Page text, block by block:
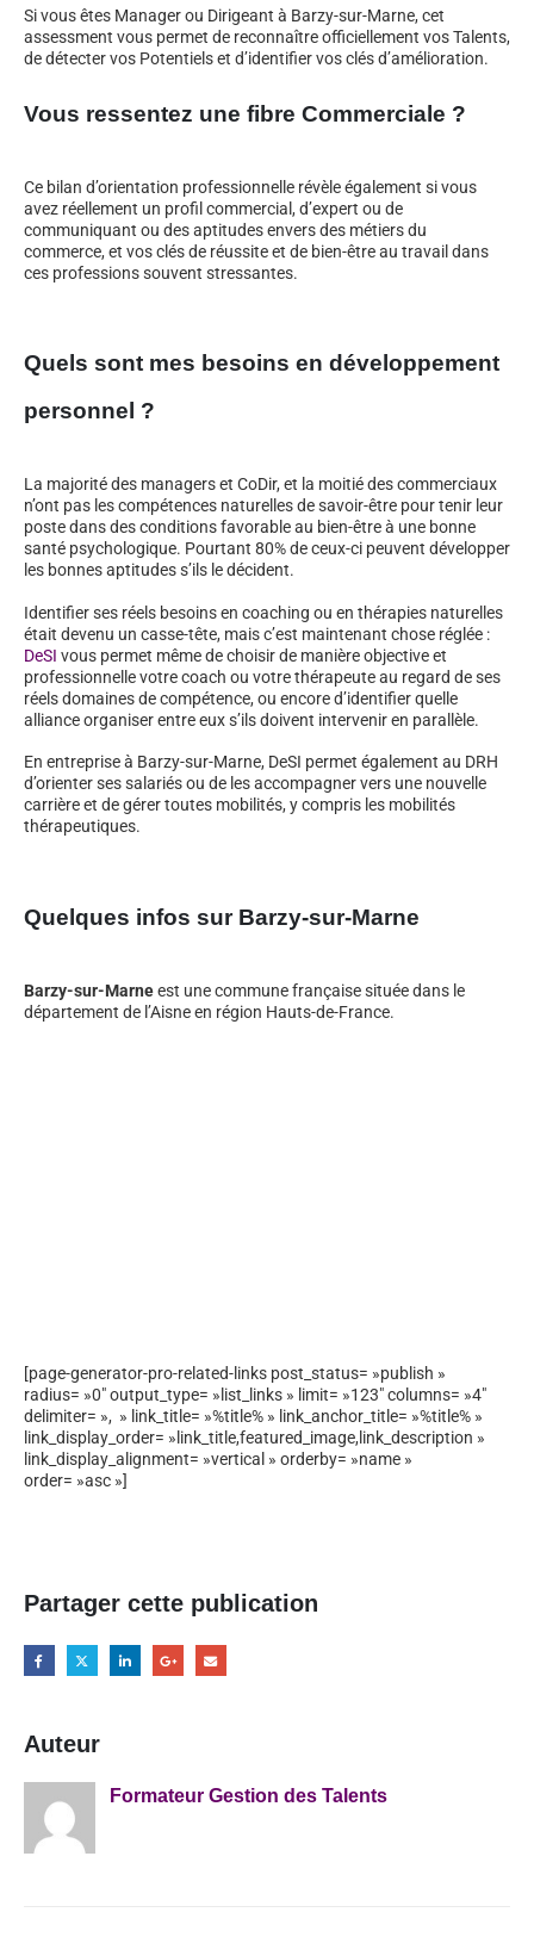
Si vous êtes Manager ou Dirigeant à Barzy-sur-Marne, cet
assessment vous permet de reconnaître officiellement vos Talents,
de détecter vos Potentiels et d’identifier vos clés d’amélioration.
Vous ressentez une fibre Commerciale ?
Ce bilan d’orientation professionnelle révèle également si vous
avez réellement un profil commercial, d’expert ou de
communiquant ou des aptitudes envers des métiers du
commerce, et vos clés de réussite et de bien-être au travail dans
ces professions souvent stressantes.
Quels sont mes besoins en développement
personnel ?
La majorité des managers et CoDir, et la moitié des commerciaux
n’ont pas les compétences naturelles de savoir-être pour tenir leur
poste dans des conditions favorable au bien-être à une bonne
santé psychologique. Pourtant 80% de ceux-ci peuvent développer
les bonnes aptitudes s’ils le décident.
Identifier ses réels besoins en coaching ou en thérapies naturelles
était devenu un casse-tête, mais c’est maintenant chose réglée :
DeSI vous permet même de choisir de manière objective et
professionnelle votre coach ou votre thérapeute au regard de ses
réels domaines de compétence, ou encore d’identifier quelle
alliance organiser entre eux s’ils doivent intervenir en parallèle.
En entreprise à Barzy-sur-Marne, DeSI permet également au DRH
d’orienter ses salariés ou de les accompagner vers une nouvelle
carrière et de gérer toutes mobilités, y compris les mobilités
thérapeutiques.
Quelques infos sur Barzy-sur-Marne
Barzy-sur-Marneest une commune française située dans le
département de l’Aisne en région Hauts-de-France.
[page-generator-pro-related-links post_status= »publish »
radius= »0″ output_type= »list_links » limit= »123″ columns= »4″
delimiter= », » link_title= »%title% » link_anchor_title= »%title% »
link_display_order= »link_title,featured_image,link_description »
link_display_alignment= »vertical » orderby= »name »
order= »asc »]
Partager cette publication
Auteur
Formateur Gestion des Talents